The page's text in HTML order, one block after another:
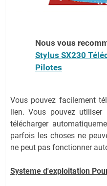
Nous vous
Stylus SX230
Pilotes
Vous pouvez facilement
lien. Vous pouvez
télécharger
parfois les choses ne
ne peut pas fonctionner
Systeme d'exploitation